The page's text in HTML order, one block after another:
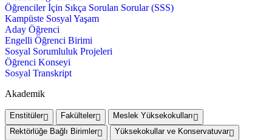
Öğrenciler İçin Sıkça Sorulan Sorular (SSS)
Kampüste Sosyal Yaşam
Aday Öğrenci
Engelli Öğrenci Birimi
Sosyal Sorumluluk Projeleri
Öğrenci Konseyi
Sosyal Transkript
Akademik
Enstitüler Fakülteler
Meslek Yüksekokulları
Rektörlüğe Bağlı Birimler
Yüksekokullar ve Konservatuvar